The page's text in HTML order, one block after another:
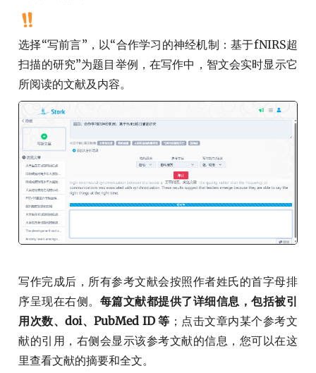
选择“写前言”，以“合作学习的神经机制：基于fNIRS超
扫描的研究”为题目举例，在写作中，智文会实时显示它
所阅读的文献及内容。
写作完成后，所有参考文献会按照作者姓氏的首字母排
序呈现在右侧。 每篇文献都提供了详细信息，包括被引
用次数、doi、PubMed ID 等 ；点击文章内某个参考文
献的引用，右侧会显示该参考文献的信息，您可以在这
里查看文献的摘要和全文。